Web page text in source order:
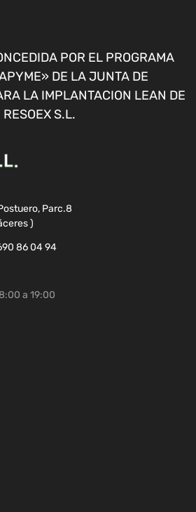
POR EL PROGRAMA
DE LA JUNTA DE
LA IMPLANTACION LEAN DE
RESOEX S.L.
Parc.8
)
86 04 94
a 19:00